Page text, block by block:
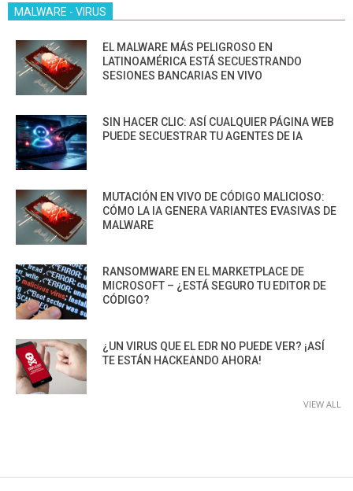
MALWARE - VIRUS
EL MALWARE MÁS PELIGROSO EN
LATINOAMÉRICA ESTÁ SECUESTRANDO
SESIONES BANCARIAS EN VIVO
SIN HACER CLIC: ASÍ CUALQUIER PÁGINA WEB
PUEDE SECUESTRAR TU AGENTES DE IA
MUTACIÓN EN VIVO DE CÓDIGO MALICIOSO:
CÓMO LA IA GENERA VARIANTES EVASIVAS DE
MALWARE
RANSOMWARE EN EL MARKETPLACE DE
MICROSOFT – ¿ESTÁ SEGURO TU EDITOR DE
CÓDIGO?
¿UN VIRUS QUE EL EDR NO PUEDE VER? ¡ASÍ
TE ESTÁN HACKEANDO AHORA!
VIEW ALL